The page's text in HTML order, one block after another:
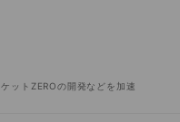
ットZEROの開発などを加速